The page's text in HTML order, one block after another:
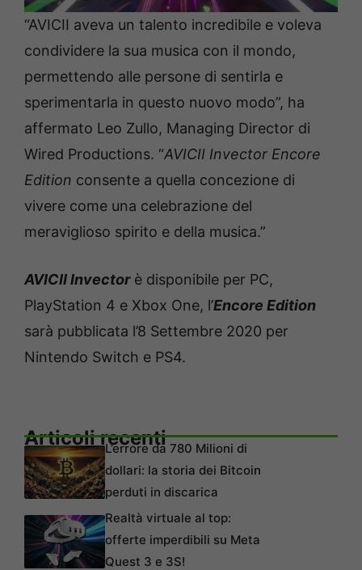
“AVICII aveva un talento incredibile e voleva
condividere la sua musica con il mondo,
permettendo alle persone di sentirla e
sperimentarla in questo nuovo modo”, ha
affermato Leo Zullo, Managing Director di
Wired Productions. “AVICII Invector Encore
Edition consente a quella concezione di
vivere come una celebrazione del
meraviglioso spirito e della musica.”
AVICII Invectorè disponibile per PC,
PlayStation 4 e Xbox One, l’Encore Edition
sarà pubblicata l’8 Settembre 2020 per
Nintendo Switch e PS4.
Articoli recentiL’errore da 780 Milioni di
dollari: la storia dei Bitcoin
perduti in discarica
Realtà virtuale al top:
offerte imperdibili su Meta
Quest 3 e 3S!